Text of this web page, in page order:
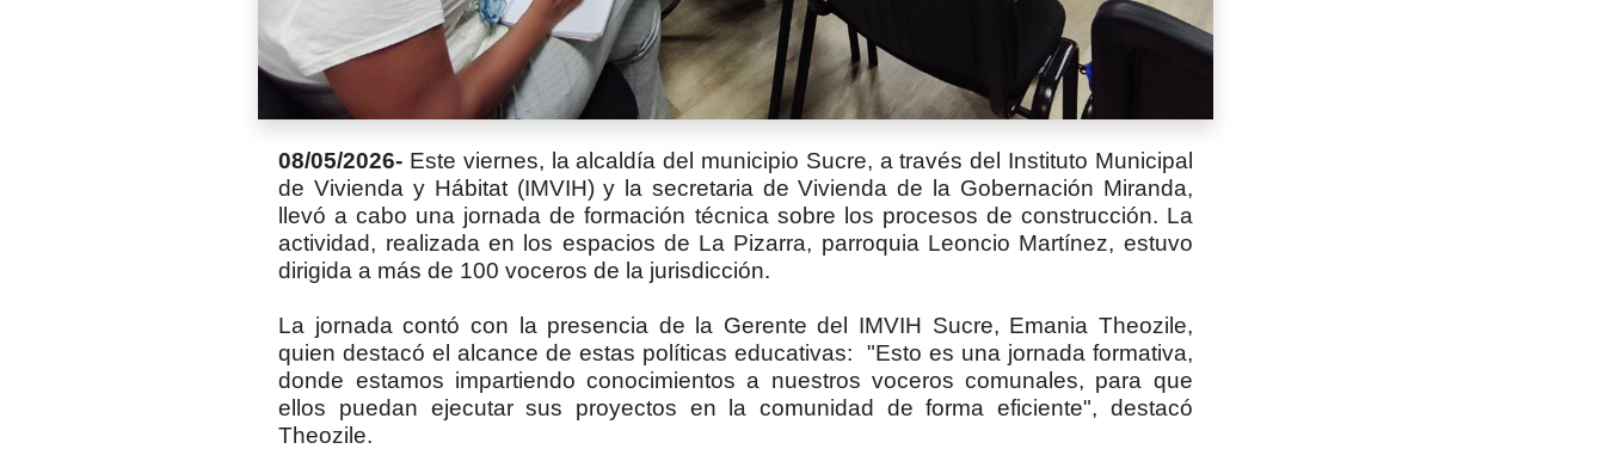
08/05/2026- Este viernes, la alcaldía del municipio Sucre, a través del Instituto Municipal
de Vivienda y Hábitat (IMVIH) y la secretaria de Vivienda de la Gobernación Miranda,
llevó a cabo una jornada de formación técnica sobre los procesos de construcción. La
actividad, realizada en los espacios de La Pizarra, parroquia Leoncio Martínez, estuvo
dirigida a más de 100 voceros de la jurisdicción.
La jornada contó con la presencia de la Gerente del IMVIH Sucre, Emania Theozile,
quien destacó el alcance de estas políticas educativas: "Esto es una jornada formativa,
donde estamos impartiendo conocimientos a nuestros voceros comunales, para que
ellos puedan ejecutar sus proyectos en la comunidad de forma eficiente", destacó
Theozile.